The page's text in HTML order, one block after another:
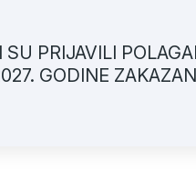
PRIJAVILI
GODINE